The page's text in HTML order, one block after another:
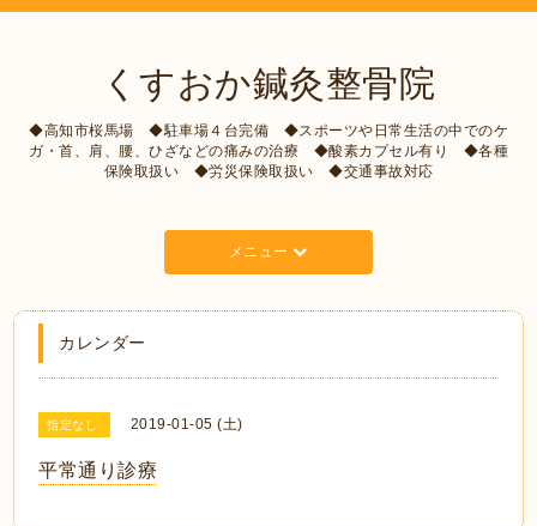
くすおか鍼灸整骨院
◆高知市桜馬場 ◆駐車場４台完備 ◆スポーツや日常生活の中でのケ
ガ・首、肩、腰、ひざなどの痛みの治療 ◆酸素カプセル有り ◆各種
保険取扱い ◆労災保険取扱い ◆交通事故対応
メニュー
カレンダー
指定なし 2019-01-05 (土)
平常通り診療